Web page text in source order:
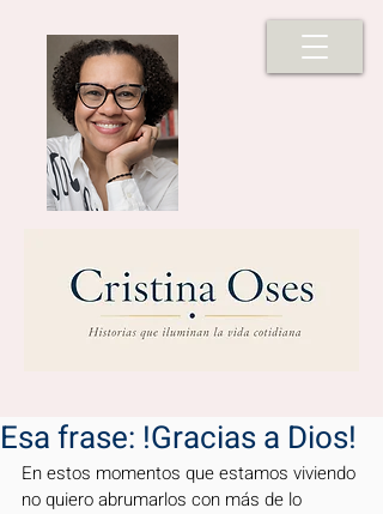
Esa frase: !Gracias a Dios!
En estos momentos que estamos viviendo
no quiero abrumarlos con más de lo